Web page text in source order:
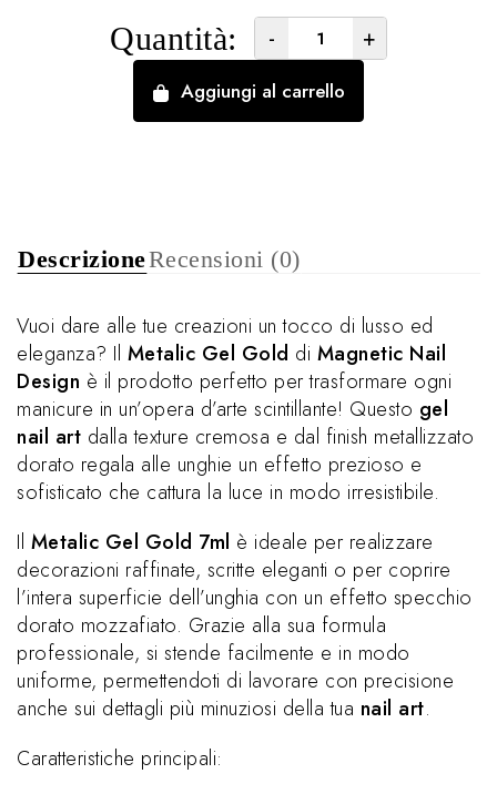
Quantità: - +
Aggiungi al carrello
DescrizioneRecensioni (0)
Vuoi dare alle tue creazioni un tocco di lusso ed
eleganza? Il Metalic Gel Gold di Magnetic Nail
Design è il prodotto perfetto per trasformare ogni
manicure in un’opera d’arte scintillante! Questo gel
nail art dalla texture cremosa e dal finish metallizzato
dorato regala alle unghie un effetto prezioso e
sofisticato che cattura la luce in modo irresistibile.
Il Metalic Gel Gold 7ml è ideale per realizzare
decorazioni raffinate, scritte eleganti o per coprire
l’intera superficie dell’unghia con un effetto specchio
dorato mozzafiato. Grazie alla sua formula
professionale, si stende facilmente e in modo
uniforme, permettendoti di lavorare con precisione
anche sui dettagli più minuziosi della tua nail art.
Caratteristiche principali: